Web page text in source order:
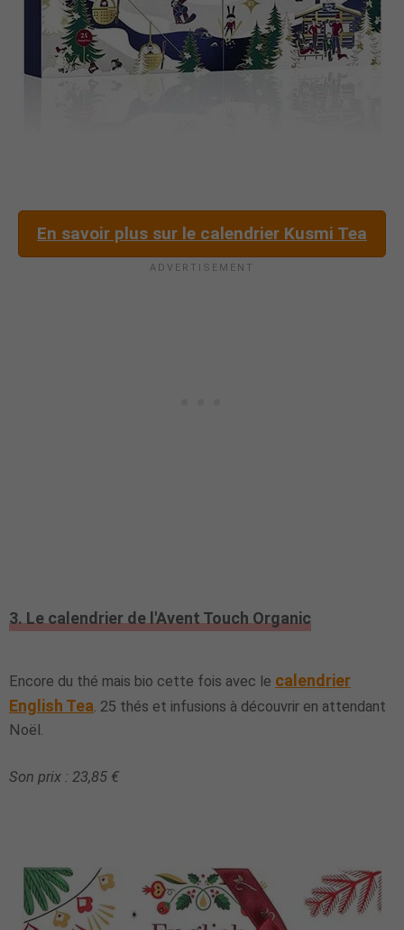
En savoir plus sur le calendrier Kusmi Tea
3. Le calendrier de l'Avent Touch Organic
Encore du thé mais bio cette fois avec le calendrier
English Tea. 25 thés et infusions à découvrir en attendant
Noël.
Son prix : 23,85 €